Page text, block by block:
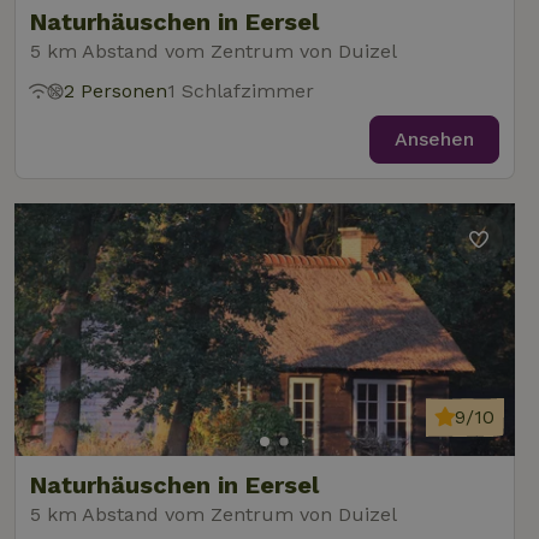
Naturhäuschen in Eersel
5 km Abstand vom Zentrum von Duizel
2 Personen1 Schlafzimmer
Ansehen
Naturhäuschen in Eersel
5 km Abstand vom Zentrum von Duizel
9/10
_nhft_user-create-account www.naturhaeuschen.de
_nhftconstraint_privacy-
policy
www.naturhaeuschen.de
_nhft_translations www.naturhaeuschen.de